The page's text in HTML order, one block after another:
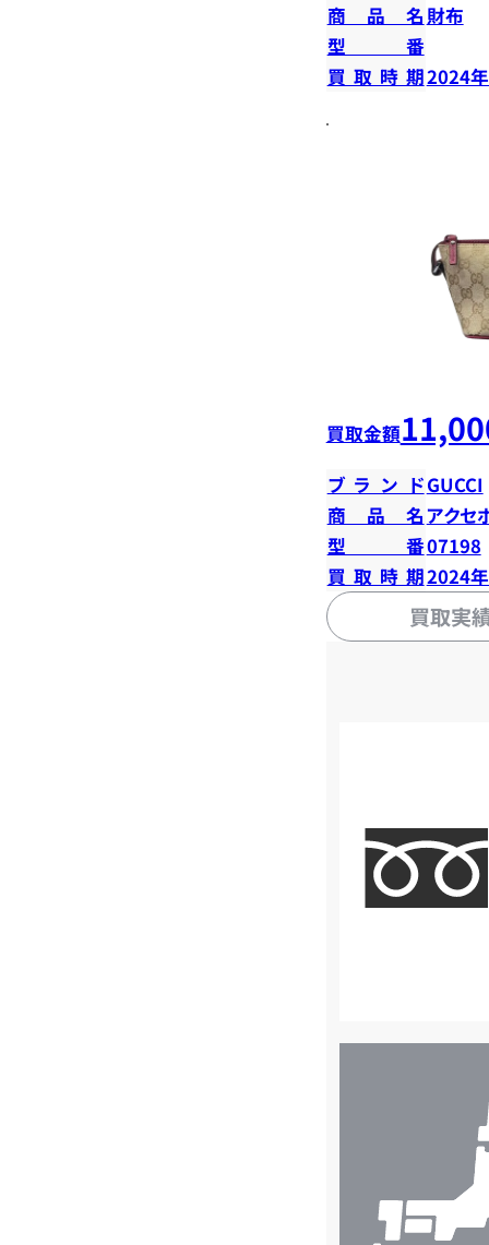
商品名 財布
型番
買取時期2024
買取金額
ブランドGUCCI
商品名アクセ
型番07198
買取時期2024
買取実